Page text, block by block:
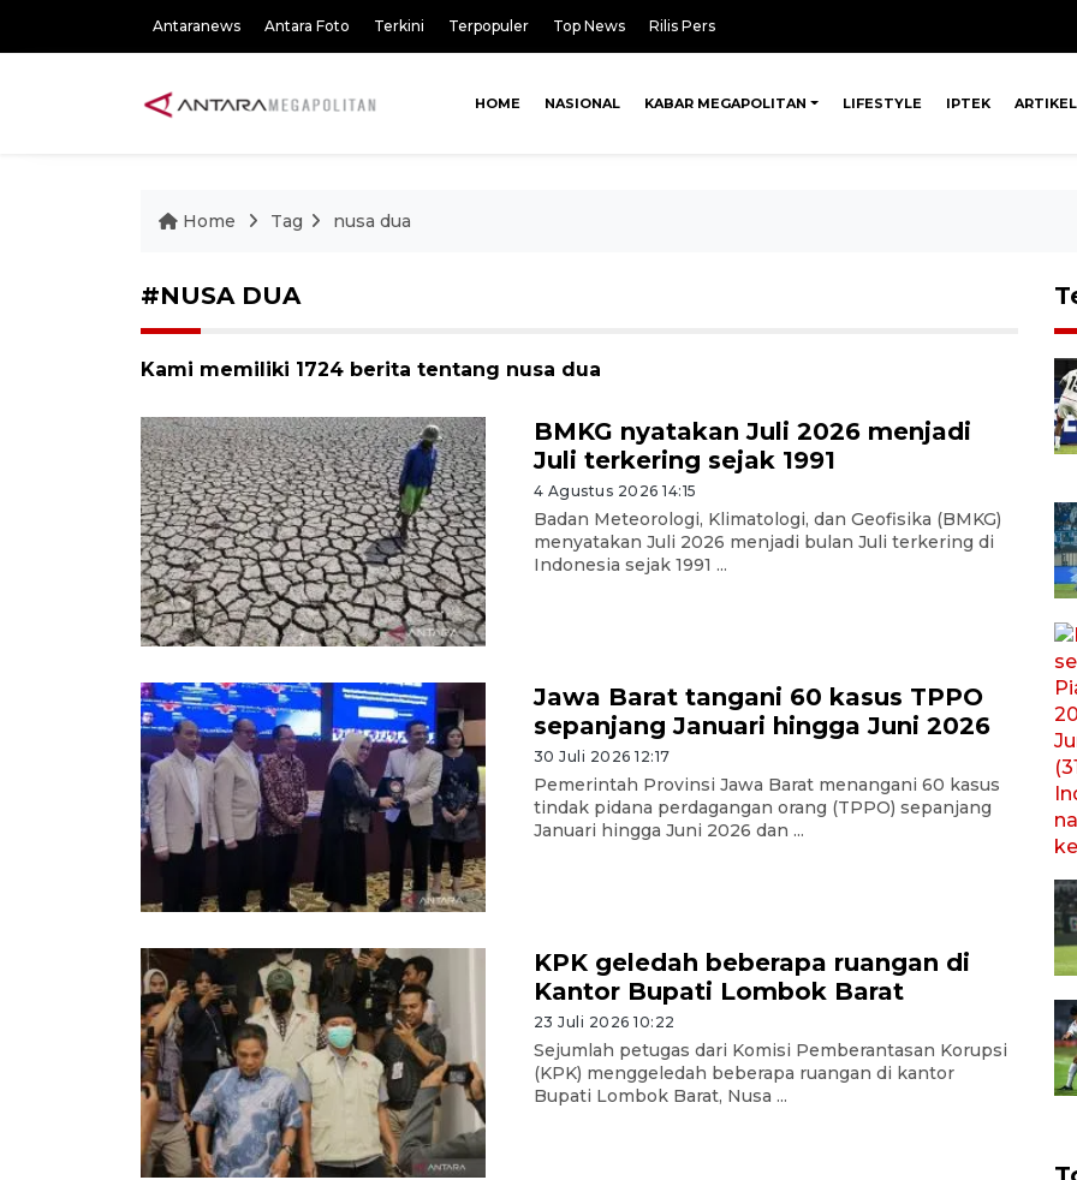
Antaranews Antara Foto Terkini Terpopuler Top News Rilis Pers
HOME NASIONAL KABAR MEGAPOLITAN LIFESTYLE IPTEK ARTIKEL
Home Tag nusa dua
#NUSA DUA
Kami memiliki 1724 berita tentang nusa dua
BMKG nyatakan Juli 2026 menjadi
Juli terkering sejak 1991
4 Agustus 2026 14:15
Badan Meteorologi, Klimatologi, dan Geofisika (BMKG)
menyatakan Juli 2026 menjadi bulan Juli terkering di
Indonesia sejak 1991 ...
Jawa Barat tangani 60 kasus TPPO
sepanjang Januari hingga Juni 2026
30 Juli 2026 12:17
Pemerintah Provinsi Jawa Barat menangani 60 kasus
tindak pidana perdagangan orang (TPPO) sepanjang
Januari hingga Juni 2026 dan ...
KPK geledah beberapa ruangan di
Kantor Bupati Lombok Barat
23 Juli 2026 10:22
Sejumlah petugas dari Komisi Pemberantasan Korupsi
(KPK) menggeledah beberapa ruangan di kantor
Bupati Lombok Barat, Nusa ...